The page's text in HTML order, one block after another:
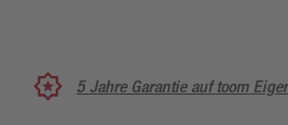
5 Jahre Garantie auf toom